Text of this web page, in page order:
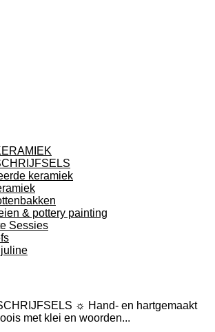
keramiek
& pottery painting
Sessies
☼ Hand- en hartgemaakt
met klei en woorden...